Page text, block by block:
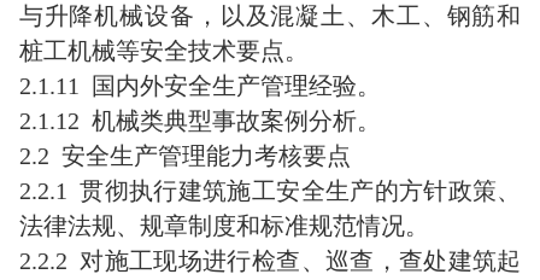
与升降机械设备，以及混凝土、木工、钢筋和
桩工机械等安全技术要点。
2.1.11 国内外安全生产管理经验。
2.1.12 机械类典型事故案例分析。
2.2 安全生产管理能力考核要点
2.2.1 贯彻执行建筑施工安全生产的方针政策、
法律法规、规章制度和标准规范情况。
2.2.2 对施工现场进行检查、巡查，查处建筑起